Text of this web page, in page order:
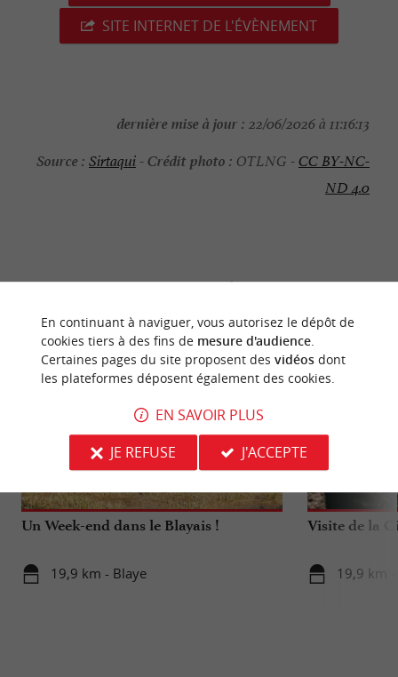
SITE INTERNET DE L'ÉVÈNEMENT
dernière mise à jour : 22/06/2026 à 11:16:13
Source : Sirtaqui-Crédit photo : OTLNG -CC BY-NC-
ND 4.0
Un Week-end dans le Blayais !
19,9 km - Blaye
Culturelle
Visite de la
19,9 km -
En continuant à naviguer, vous autorisez le dépôt de
cookies tiers à des fins de mesure d'audience.
Certaines pages du site proposent des vidéosdont
les plateformes déposent également des cookies.
EN SAVOIR PLUS
JE REFUSE
J'ACCEPTE